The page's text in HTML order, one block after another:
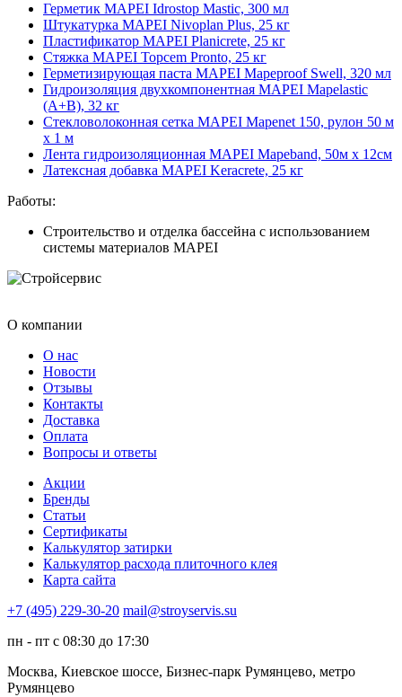
Герметик MAPEI Idrostop Mastic, 300 мл
Штукатурка MAPEI Nivoplan Plus, 25 кг
Пластификатор MAPEI Planicrete, 25 кг
Стяжка MAPEI Topcem Pronto, 25 кг
Герметизирующая паста MAPEI Mapeproof Swell, 320 мл
Гидроизоляция двухкомпонентная MAPEI Mapelastic
(А+B), 32 кг
Стекловолоконная сетка MAPEI Mapenet 150, рулон 50 м
х 1 м
Лента гидроизоляционная MAPEI Mapeband, 50м x 12см
Латексная добавка MAPEI Keracrete, 25 кг
Работы:
Строительство и отделка бассейна с использованием
системы материалов MAPEI
О компании
О нас
Новости
Отзывы
Контакты
Доставка
Оплата
Вопросы и ответы
Акции
Бренды
Статьи
Сертификаты
Калькулятор затирки
Калькулятор расхода плиточного клея
Карта сайта
+7 (495) 229-30-20 mail@stroyservis.su
пн - пт с 08:30 до 17:30
Москва, Киевское шоссе, Бизнес-парк Румянцево, метро
Румянцево